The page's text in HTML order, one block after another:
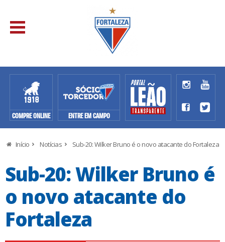
COMPRE ONLINE ENTRE EM CAMPO
Início Notícias Sub-20: Wilker Bruno é o novo atacante do Fortaleza
Sub-20: Wilker Bruno é
o novo atacante do
Fortaleza